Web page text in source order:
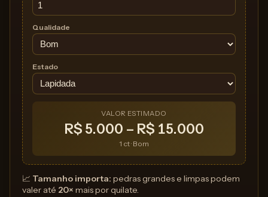
Qualidade
Estado
VALOR ESTIMADO
R$ 5.000 – R$ 15.000
1 ct · Bom
📈 Tamanho importa: pedras grandes e limpas podem
valer até 20× mais por quilate.